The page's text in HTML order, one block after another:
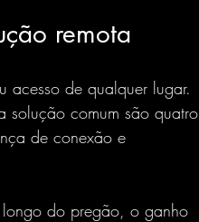
remota
acesso de qualquer lugar.
solução comum são quatro
de conexão e
do pregão, o ganho